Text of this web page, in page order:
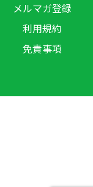
メルマガ登録
利用規約
免責事項